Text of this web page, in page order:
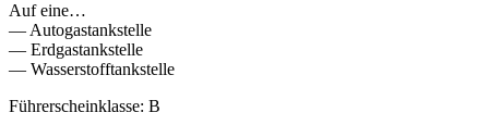
Auf eine…
— Autogastankstelle
— Erdgastankstelle
— Wasserstofftankstelle
Führerscheinklasse: B